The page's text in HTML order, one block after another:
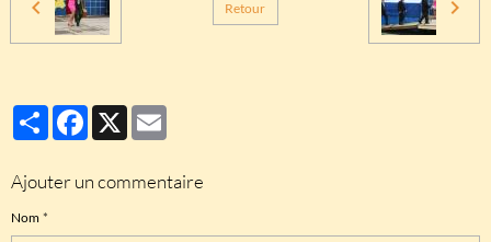
Retour
PartagerFacebook
X
Ajouter un commentaire
Nom